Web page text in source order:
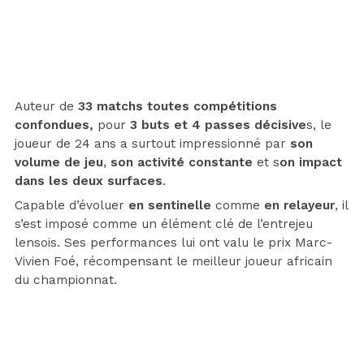
Auteur de 33 matchs toutes compétitions
confondues, pour 3 buts et 4 passes décisives, le
joueur de 24 ans a surtout impressionné par son
volume de jeu, son activité constante et son impact
dans les deux surfaces.
Capable d’évoluer en sentinelle comme en relayeur, il
s’est imposé comme un élément clé de l’entrejeu
lensois. Ses performances lui ont valu le prix Marc-
Vivien Foé, récompensant le meilleur joueur africain
du championnat.